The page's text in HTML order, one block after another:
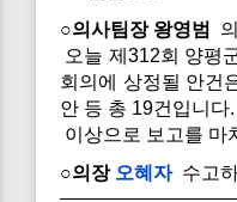
○의사팀장 왕영범
오늘 제312회 양평
회의에 상정될 안건
안 등 총 19건입니다.
이상으로 보고를 마
○의장 오혜자수고